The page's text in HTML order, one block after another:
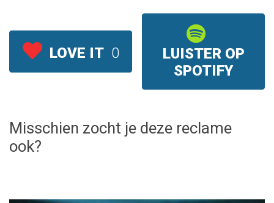
LOVE IT 0
LUISTER OP
SPOTIFY
Misschien zocht je deze reclame
ook?